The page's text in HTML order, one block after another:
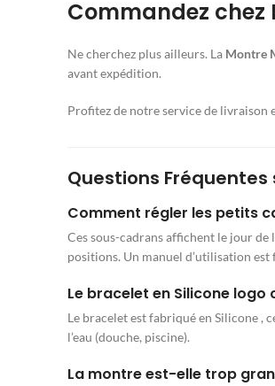
Commandez
Ne cherchez plus ailleurs. La Montre
avant expédition.
Profitez de notre service de livraison
Questions Fréquentes
Comment régler les petits
Ces sous-cadrans affichent le jour de
positions. Un manuel d’utilisation est
Le bracelet en Silicone logo
Le bracelet est fabriqué en Silicone ,
l’eau (douche, piscine).
La montre est-elle trop